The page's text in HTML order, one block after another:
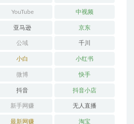
YouTube 中视频
亚马逊 京东
公域 千川
小白 小红书
微博 快手
抖音 抖音小店
新手网赚 无人直播
最新网赚 淘宝